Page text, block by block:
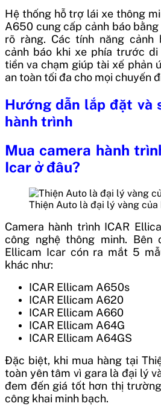
Hệ thống hỗ trợ lái xe thông
A650 cung cấp cảnh báo
rõ ràng. Các tính năng cảnh
cảnh báo khi xe phía trước di
tiền va chạm giúp tài xế phản
an toàn tối đa cho mọi chuyến
Hướng dẫn lắp đặt và
hành trình
Mua camera hành
Icar ở đâu?
Thiện Auto là đại lý vàng của
Camera hành trình ICAR
công nghệ thông minh. Bên
Ellicam Icar cón ra mắt 5
khác như:
ICAR Ellicam A650s
ICAR Ellicam A620
ICAR Ellicam A660
ICAR Ellicam A64G
ICAR Ellicam A64GS
Đặc biệt, khi mua hàng tại
toàn yên tâm vì gara là đại lý
đem đến giá tốt hơn thị
công khai minh bạch.